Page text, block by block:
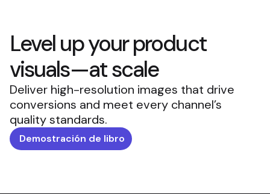
Level up your product
visuals—at scale
Deliver high-resolution images that drive
conversions and meet every channel’s
quality standards.
Demostración de libro